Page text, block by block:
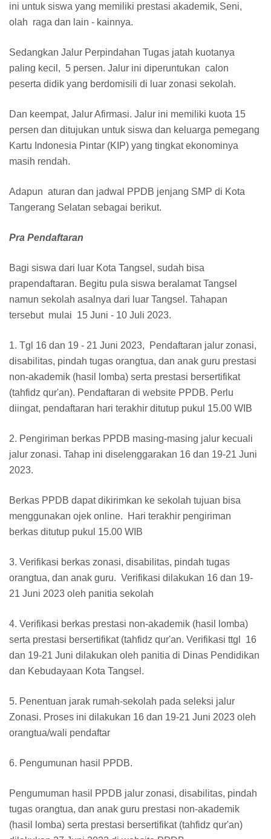
ini untuk siswa yang memiliki prestasi akademik, Seni,
olah raga dan lain - kainnya.
Sedangkan Jalur Perpindahan Tugas jatah kuotanya
paling kecil, 5 persen. Jalur ini diperuntukan calon
peserta didik yang berdomisili di luar zonasi sekolah.
Dan keempat, Jalur Afirmasi. Jalur ini memiliki kuota 15
persen dan ditujukan untuk siswa dan keluarga pemegang
Kartu Indonesia Pintar (KIP) yang tingkat ekonominya
masih rendah.
Adapun aturan dan jadwal PPDB jenjang SMP di Kota
Tangerang Selatan sebagai berikut.
Pra Pendaftaran
Bagi siswa dari luar Kota Tangsel, sudah bisa
prapendaftaran. Begitu pula siswa beralamat Tangsel
namun sekolah asalnya dari luar Tangsel. Tahapan
tersebut mulai 15 Juni - 10 Juli 2023.
1. Tgl 16 dan 19 - 21 Juni 2023, Pendaftaran jalur zonasi,
disabilitas, pindah tugas orangtua, dan anak guru prestasi
non-akademik (hasil lomba) serta prestasi bersertifikat
(tahfidz qur'an). Pendaftaran di website PPDB. Perlu
diingat, pendaftaran hari terakhir ditutup pukul 15.00 WIB
2. Pengiriman berkas PPDB masing-masing jalur kecuali
jalur zonasi. Tahap ini diselenggarakan 16 dan 19-21 Juni
2023.
Berkas PPDB dapat dikirimkan ke sekolah tujuan bisa
menggunakan ojek online. Hari terakhir pengiriman
berkas ditutup pukul 15.00 WIB
3. Verifikasi berkas zonasi, disabilitas, pindah tugas
orangtua, dan anak guru. Verifikasi dilakukan 16 dan 19-
21 Juni 2023 oleh panitia sekolah
4. Verifikasi berkas prestasi non-akademik (hasil lomba)
serta prestasi bersertifikat (tahfidz qur'an. Verifikasi ttgl 16
dan 19-21 Juni dilakukan oleh panitia di Dinas Pendidikan
dan Kebudayaan Kota Tangsel.
5. Penentuan jarak rumah-sekolah pada seleksi jalur
Zonasi. Proses ini dilakukan 16 dan 19-21 Juni 2023 oleh
orangtua/wali pendaftar
6. Pengumunan hasil PPDB.
Pengumuman hasil PPDB jalur zonasi, disabilitas, pindah
tugas orangtua, dan anak guru prestasi non-akademik
(hasil lomba) serta prestasi bersertifikat (tahfidz qur'an)